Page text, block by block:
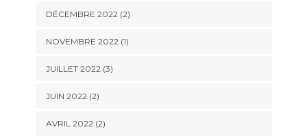
DÉCEMBRE 2022(2)
NOVEMBRE 2022(1)
JUILLET 2022(3)
JUIN 2022(2)
AVRIL 2022(2)